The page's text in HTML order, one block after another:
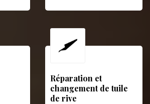
Réparation et
changement de tuile
de rive